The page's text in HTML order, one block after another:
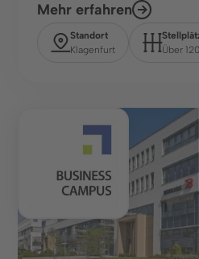
Mehr erfahren
Standort
Klagenfurt
Über 120
Parkhaus